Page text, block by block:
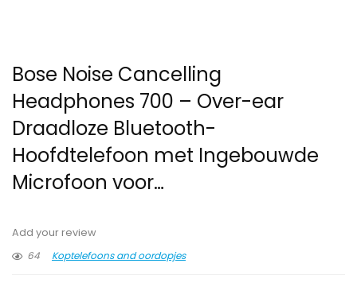
Bose Noise Cancelling
Headphones 700 – Over-ear
Draadloze Bluetooth-
Hoofdtelefoon met Ingebouwde
Microfoon voor…
Add your review
64
Koptelefoons and oordopjes